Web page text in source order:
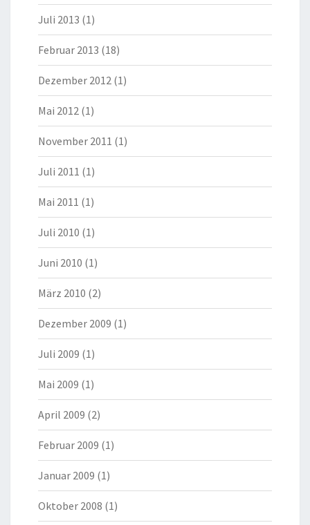
Juli 2013 (1)
Februar 2013 (18)
Dezember 2012 (1)
Mai 2012 (1)
November 2011 (1)
Juli 2011 (1)
Mai 2011 (1)
Juli 2010 (1)
Juni 2010 (1)
März 2010 (2)
Dezember 2009 (1)
Juli 2009 (1)
Mai 2009 (1)
April 2009 (2)
Februar 2009 (1)
Januar 2009 (1)
Oktober 2008 (1)